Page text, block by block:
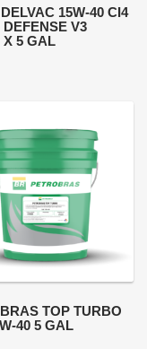
15W-40 CI4
DEFENSE V3
X 5 GAL
TOP TURBO
40 5 GAL